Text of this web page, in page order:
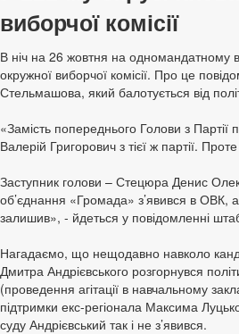
виборчої комісії
В ніч на 26 жовтня на одномандатному
окружної виборчої комісії. Про це
Стельмашова, який балотується від
«Замість попереднього Голови з
Валерій Григорович з тієї ж партії.
Заступник голови – Стецюра Денис
об’єднання «Громада» з’явився в ОВК,
залишив», - йдеться у повідомленні
Нагадаємо, що нещодавно навколо
Дмитра Андрієвського розгорнувся
(проведення агітації в навчальному
підтримки екс-регіонала Максима
суду Андрієвський так і не з’явився.